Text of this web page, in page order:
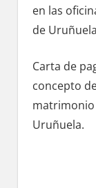
en las
dе
Carta dе
concepto
matrimonio
Uruñuela.